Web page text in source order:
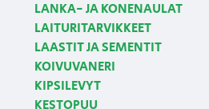
LANKA- JA KONENAULAT
LAITURITARVIKKEET
LAASTIT JA SEMENTIT
KOIVUVANERI
KIPSILEVYT
KESTOPUU